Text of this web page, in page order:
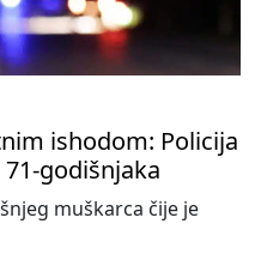
ishodom: Policija
godišnjaka
muškarca čije je